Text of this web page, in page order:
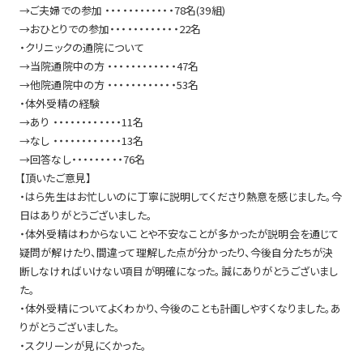
→ご夫婦での参加 ・・・・・・・・・・・・78名(39組)
→おひとりでの参加・・・・・・・・・・・・22名
・クリニックの通院について
→当院通院中の方 ・・・・・・・・・・・・47名
→他院通院中の方 ・・・・・・・・・・・・53名
・体外受精の経験
→あり ・・・・・・・・・・・・11名
→なし ・・・・・・・・・・・・13名
→回答なし・・・・・・・・・76名
【頂いたご意見】
・はら先生はお忙しいのに丁寧に説明してくださり熱意を感じました。今
日はありがとうございました。
・体外受精はわからないことや不安なことが多かったが説明会を通じて
疑問が解けたり、間違って理解した点が分かったり、今後自分たちが決
断しなければいけない項目が明確になった。誠にありがとうございまし
た。
・体外受精についてよくわかり、今後のことも計画しやすくなりました。あ
りがとうございました。
・スクリーンが見にくかった。